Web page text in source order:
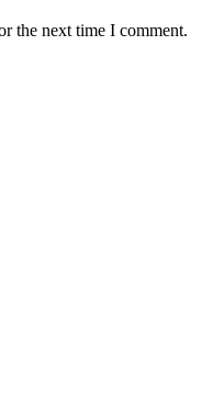
the next time I comment.